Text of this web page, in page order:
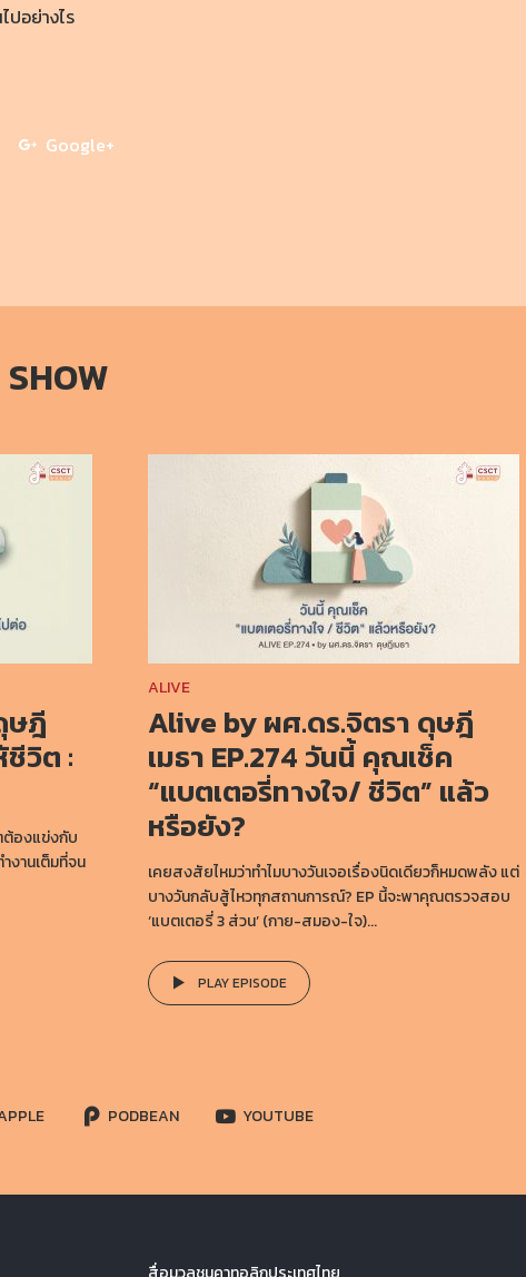
ปอย่างไร
Google+
ษฎี
ชีวิต :
ต้องแข่งกับ
งานเต็มที่จน
ALIVE
Alive by ผศ.ดร.จิตรา ดุษฎี
เมธา EP.274 วันนี้ คุณเช็ค
“แบตเตอรี่ทางใจ/ ชีวิต” แล้ว
หรือยัง?
เคยสงสัยไหมว่าทำไมบางวันเจอเรื่องนิดเดียวก็หมดพลัง แต่
บางวันกลับสู้ไหวทุกสถานการณ์? EP นี้จะพาคุณตรวจสอบ
‘แบตเตอรี่ 3 ส่วน’ (กาย-สมอง-ใจ)...
PLAY EPISODE
PODBEAN YOUTUBE